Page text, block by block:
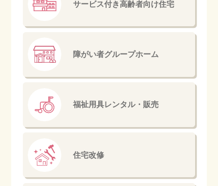
サービス付き高齢者向け住宅
障がい者グループホーム
福祉用具レンタル・販売
住宅改修